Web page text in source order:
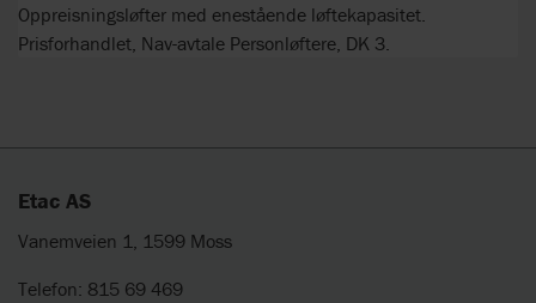
Oppreisningsløfter med enestående løftekapasitet.
Prisforhandlet, Nav-avtale Personløftere, DK 3.
Etac AS
Vanemveien 1, 1599 Moss
Telefon: 815 69 469